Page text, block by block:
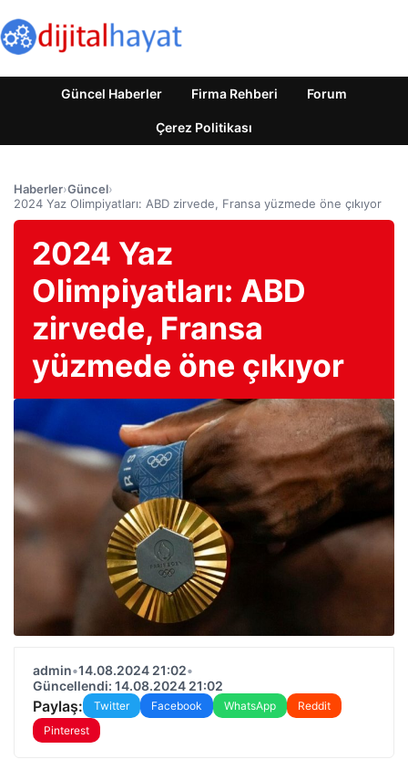
Güncel Haberler Firma Rehberi Forum
Çerez Politikası
Haberler›Güncel›
2024 Yaz Olimpiyatları: ABD zirvede, Fransa yüzmede öne çıkıyor
2024 Yaz
Olimpiyatları: ABD
zirvede, Fransa
yüzmede öne çıkıyor
admin•14.08.2024 21:02•
Güncellendi: 14.08.2024 21:02
Paylaş: Twitter Facebook WhatsApp
Reddit
Pinterest